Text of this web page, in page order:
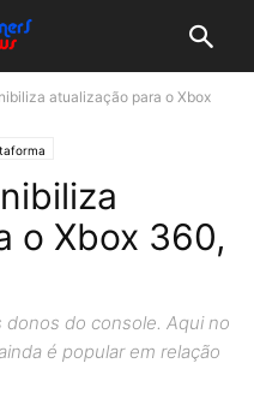
atualização para o Xbox
o Xbox 360,
donos do console. Aqui no
é popular em relação